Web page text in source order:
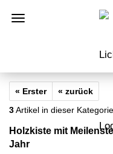
« Erster
« zurück
3Artikel in dieser Kategorie
Holzkiste mit
Jahr